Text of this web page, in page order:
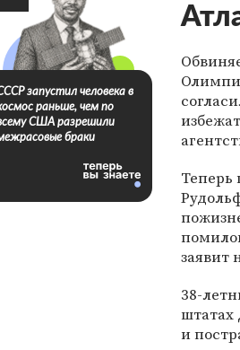
Теперь
заявит
38-
штатах
и
запустил человека в
раньше, чем по
США разрешили
браки